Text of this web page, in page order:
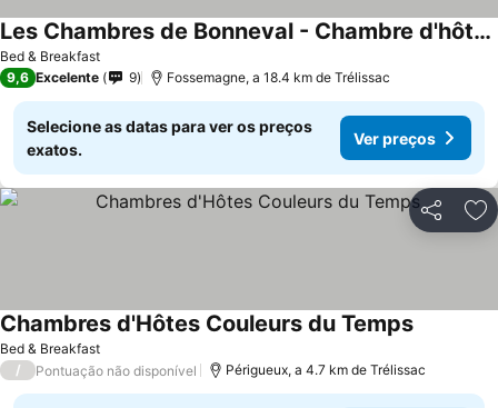
Bed & Breakfast
Les Chambres de Bonneval - Chambre d'hôtes au cœur du Périgord
9,6 Excelente 9 Fossemagne, a 18.4 km de Trélissac
Selecione as datas para ver os preços
exatos.
Ver preços
Partilhar
Bed & Breakfast
Chambres d'Hôtes Couleurs du Temps
/ Pontuação não disponível Périgueux, a 4.7 km de Trélissac